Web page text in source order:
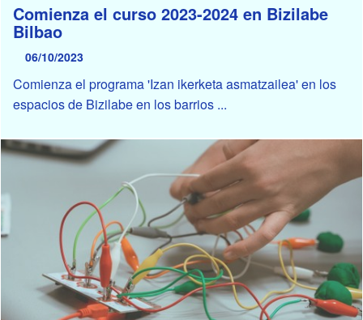
Comienza el curso 2023-2024 en Bizilabe
Bilbao
06/10/2023
Comienza el programa 'Izan ikerketa asmatzailea' en los
espacios de Bizilabe en los barrios ...